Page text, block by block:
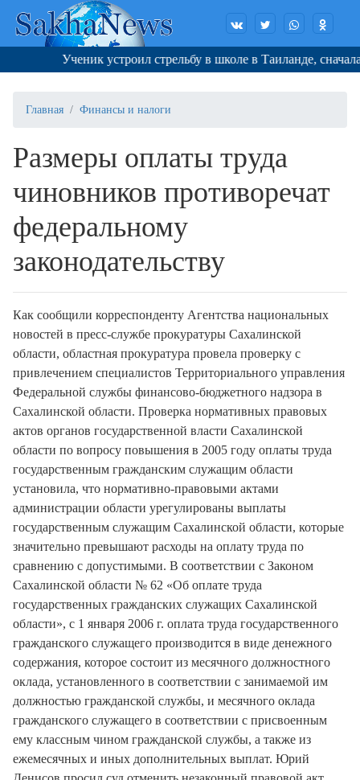
Ученик устроил стрельбу в школе в Таиланде, сначала
Главная Финансы и налоги
Размеры оплаты труда
чиновников противоречат
федеральному
законодательству
Как сообщили корреспонденту Агентства национальных
новостей в пресс-службе прокуратуры Сахалинской
области, областная прокуратура провела проверку с
привлечением специалистов Территориального управления
Федеральной службы финансово-бюджетного надзора в
Сахалинской области. Проверка нормативных правовых
актов органов государственной власти Сахалинской
области по вопросу повышения в 2005 году оплаты труда
государственным гражданским служащим области
установила, что нормативно-правовыми актами
администрации области урегулированы выплаты
государственным служащим Сахалинской области, которые
значительно превышают расходы на оплату труда по
сравнению с допустимыми. В соответствии с Законом
Сахалинской области № 62 «Об оплате труда
государственных гражданских служащих Сахалинской
области», с 1 января 2006 г. оплата труда государственного
гражданского служащего производится в виде денежного
содержания, которое состоит из месячного должностного
оклада, установленного в соответствии с занимаемой им
должностью гражданской службы, и месячного оклада
гражданского служащего в соответствии с присвоенным
ему классным чином гражданской службы, а также из
ежемесячных и иных дополнительных выплат. Юрий